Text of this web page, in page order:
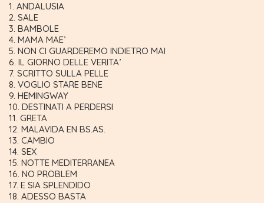
ANDALUSIA
SALE
BAMBOLE
MAMA MAE’
NON CI GUARDEREMO INDIETRO MAI
IL GIORNO DELLE VERITA’
SCRITTO SULLA PELLE
VOGLIO STARE BENE
HEMINGWAY
DESTINATI A PERDERSI
GRETA
MALAVIDA EN BS.AS.
CAMBIO
SEX
NOTTE MEDITERRANEA
NO PROBLEM
E SIA SPLENDIDO
ADESSO BASTA